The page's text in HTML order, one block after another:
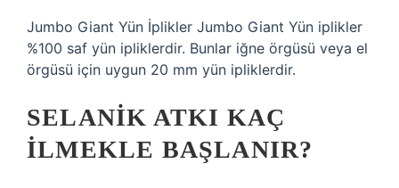
Jumbo Giant Yün İplikler Jumbo Giant Yün iplikler
%100 saf yün ipliklerdir. Bunlar iğne örgüsü veya el
örgüsü için uygun 20 mm yün ipliklerdir.
SELANIK ATKI KAÇ
ILMEKLE BAŞLANIR?